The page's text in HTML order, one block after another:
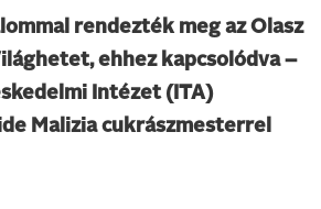
rendezték meg az Olasz
ehhez kapcsolódva –
Intézet (ITA)
Malizia cukrászmesterrel